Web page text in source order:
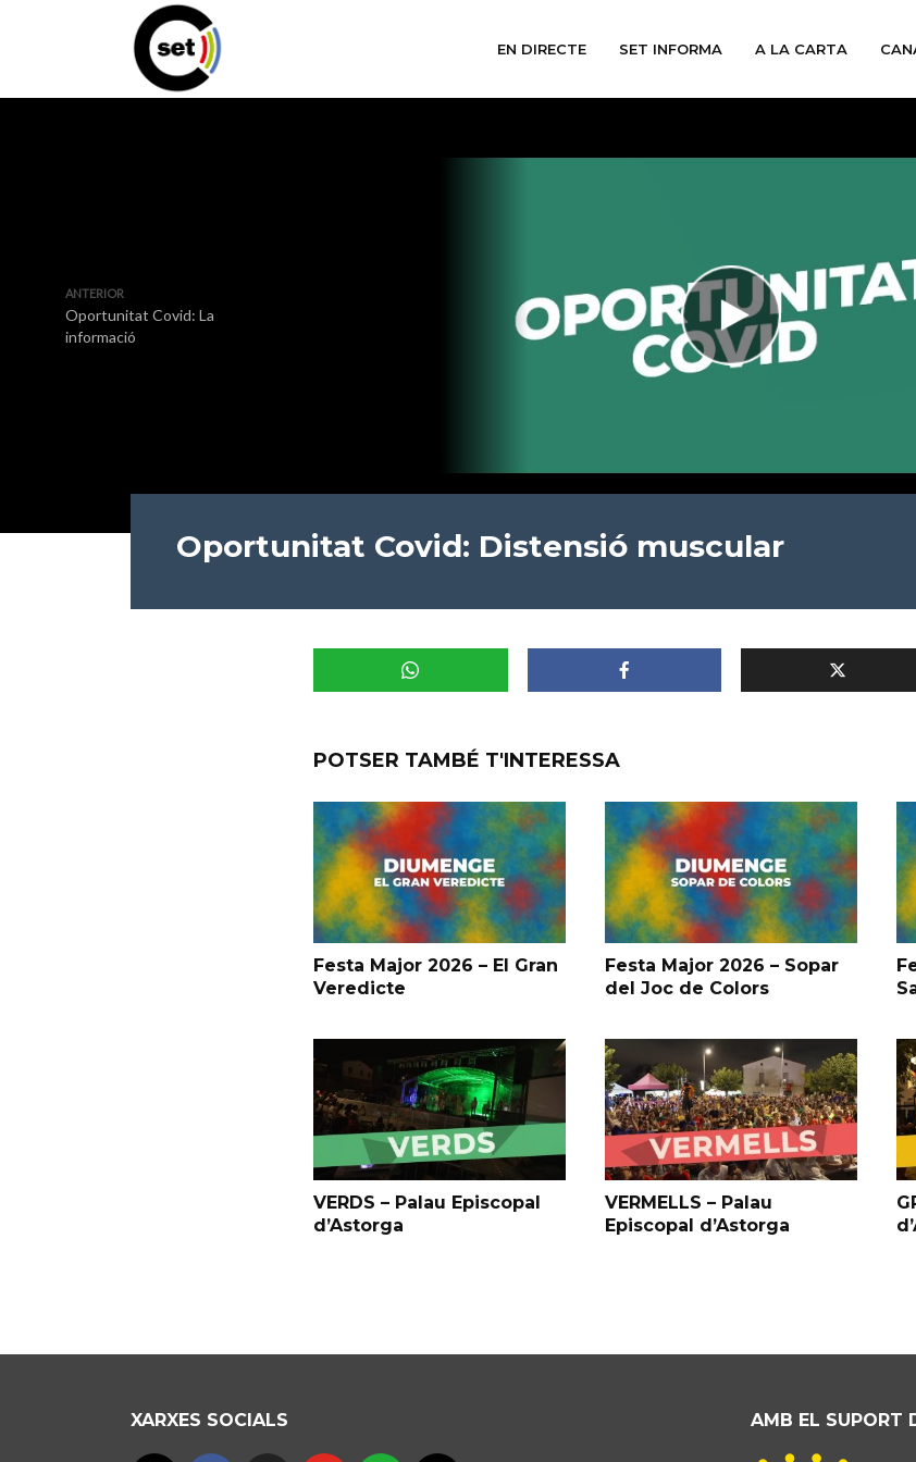
EN DIRECTE SET INFORMA A LA CARTA
ANTERIOR
Oportunitat Covid: La
informació
Oportunitat Covid: Distensió muscular
POTSER TAMBÉ T'INTERESSA
Festa Major 2026 – El Gran
Veredicte
Festa Major 2026 – Sopar
del Joc de Colors
VERDS – Palau Episcopal
d’Astorga
VERMELLS – Palau
Episcopal d’Astorga
XARXES SOCIALS AMB EL SUPORT